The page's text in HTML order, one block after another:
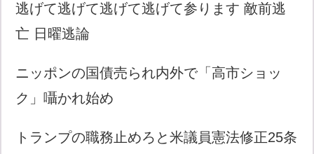
逃げて逃げて逃げて逃げて参ります 敵前逃
亡 日曜逃論
ニッポンの国債売られ内外で「高市ショッ
ク」囁かれ始め
トランプの職務止めろと米議員憲法修正25条